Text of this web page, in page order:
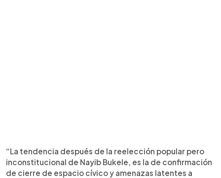
“La tendencia después de la reelección popular pero
inconstitucional de Nayib Bukele, es la de confirmación
de cierre de espacio cívico y amenazas latentes a